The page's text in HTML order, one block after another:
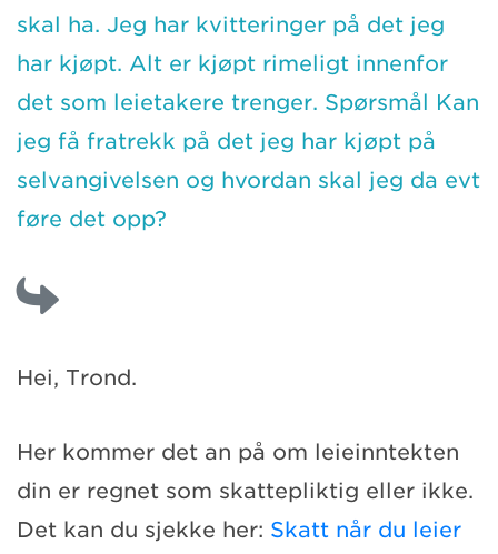
skal ha. Jeg har kvitteringer på det jeg
har kjøpt. Alt er kjøpt rimeligt innenfor
det som leietakere trenger. Spørsmål Kan
jeg få fratrekk på det jeg har kjøpt på
selvangivelsen og hvordan skal jeg da evt
føre det opp?
Hei, Trond.
Her kommer det an på om leieinntekten
din er regnet som skattepliktig eller ikke.
Det kan du sjekke her: Skatt når du leier